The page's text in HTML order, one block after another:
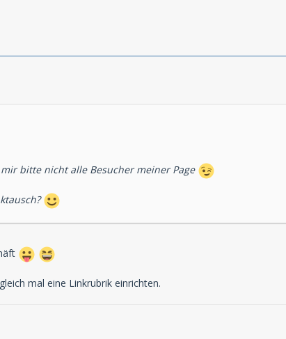
bitte nicht alle Besucher meiner Page
mal eine Linkrubrik einrichten.